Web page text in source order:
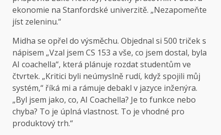
ekonomie na Stanfordské univerzitě. „Nezapomeňte
jíst zeleninu.“
Midha se opřel do výsměchu. Objednal si 500 triček s
nápisem „Vzal jsem CS 153 a vše, co jsem dostal, byla
AI coachella“, která plánuje rozdat studentům ve
čtvrtek. „Kritici byli neúmyslně rudí, když spojili můj
systém,“ říká mi a rámuje debakl v jazyce inženýra.
„Byl jsem jako, co, AI Coachella? Je to funkce nebo
chyba? To je úplná vlastnost. To je vhodné pro
produktový trh.“